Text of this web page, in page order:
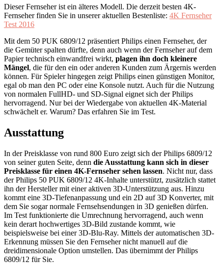
Dieser Fernseher ist ein älteres Modell. Die derzeit besten 4K-
Fernseher finden Sie in unserer aktuellen Bestenliste: 4K Fernseher
Test 2016
Mit dem 50 PUK 6809/12 präsentiert Philips einen Fernseher, der
die Gemüter spalten dürfte, denn auch wenn der Fernseher auf dem
Papier technisch einwandfrei wirkt, plagen ihn doch kleinere
Mängel, die für den ein oder anderen Kunden zum Ärgernis werden
können. Für Spieler hingegen zeigt Philips einen günstigen Monitor,
egal ob man den PC oder eine Konsole nutzt. Auch für die Nutzung
von normalen FullHD- und SD-Signal eignet sich der Philips
hervorragend. Nur bei der Wiedergabe von aktuellen 4K-Material
schwächelt er. Warum? Das erfahren Sie im Test.
Ausstattung
In der Preisklasse von rund 800 Euro zeigt sich der Philips 6809/12
von seiner guten Seite, denn die Ausstattung kann sich in dieser
Preisklasse für einen 4K-Fernseher sehen lassen. Nicht nur, dass
der Philips 50 PUK 6809/12 4K-Inhalte unterstützt, zusätzlich stattet
ihn der Hersteller mit einer aktiven 3D-Unterstützung aus. Hinzu
kommt eine 3D-Tiefenanpassung und ein 2D auf 3D Konverter, mit
dem Sie sogar normale Fernsehsendungen in 3D genießen dürfen.
Im Test funktionierte die Umrechnung hervorragend, auch wenn
kein derart hochwertiges 3D-Bild zustande kommt, wie
beispielsweise bei einer 3D-Blu-Ray. Mittels der automatischen 3D-
Erkennung müssen Sie den Fernseher nicht manuell auf die
dreidimensionale Option umstellen. Das übernimmt der Philips
6809/12 für Sie.